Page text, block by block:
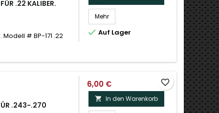
.22 KALIBER.
# BP-171 .22
Mehr
 Auf Lager
.243-.270
6,00 €
 In den Warenkorb
favorite_border